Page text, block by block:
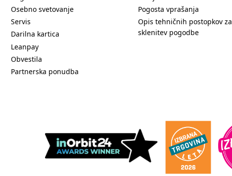
Osebno svetovanje
Servis
Darilna kartica
Leanpay
Obvestila
Partnerska ponudba
Pogosta vprašanja
Opis tehničnih postopkov za
sklenitev pogodbe